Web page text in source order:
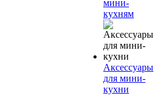
мини-
кухням
Аксессуары
для мини-
кухни